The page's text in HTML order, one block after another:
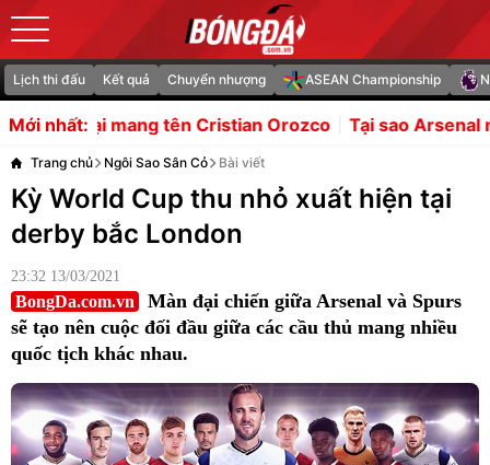
Lịch thi đấu Kết quả Chuyển nhượng ASEAN Championship
Mới nhất:
Orozco Tại sao Arsenal mua Bruno Guimaraes 5
Trang chủ Ngôi Sao Sân Cỏ Bài viết
Kỳ World Cup thu nhỏ xuất hiện tại
derby bắc London
23:32 13/03/2021
BongDa.com.vn
Màn đại chiến giữa Arsenal và Spurs
sẽ tạo nên cuộc đối đầu giữa các cầu thủ mang nhiều
quốc tịch khác nhau.